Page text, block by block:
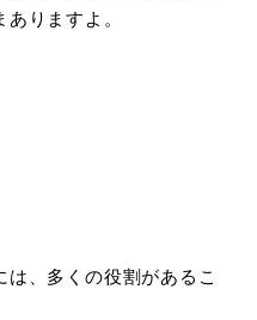
りますよ。
、多くの役割があるこ